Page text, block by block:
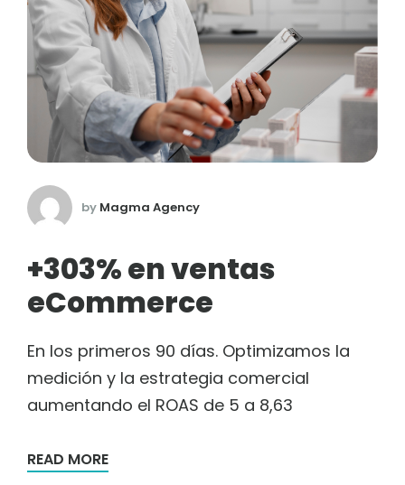
by Magma Agency
+303% en ventas
eCommerce
En los primeros 90 días. Optimizamos la
medición y la estrategia comercial
aumentando el ROAS de 5 a 8,63
READ MORE